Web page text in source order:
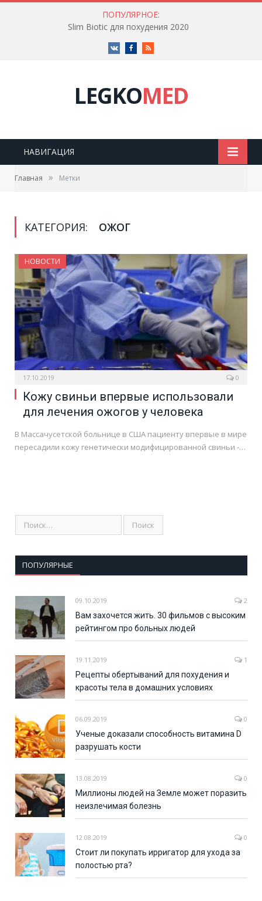
ПОПУЛЯРНОЕ:
Slim Biotic для похудения 2020
Vk FacebookRSS
LEGKOMED
НАВИГАЦИЯ
Главная » Метки
КАТЕГОРИЯ: ОЖОГ
НОВОСТИ
17.10.2019 0
Кожу свиньи впервые использовали
для лечения ожогов у человека
В Массачусетской больнице в США пациенту впервые в мире
пересадили кожу генетически модифицированной свиньи -…
ПОПУЛЯРНЫЕ
09.10.2019 2
Вам захочется жить. 30 фильмов с высоким
рейтингом про больных людей
19.11.2019 1
Рецепты обертываний для похудения и
красоты тела в домашних условиях
06.09.2019 0
Ученые доказали способность витамина D
разрушать кости
13.08.2019 0
Миллионы людей на Земле может поразить
неизлечимая болезнь
12.08.2019 0
Стоит ли покупать ирригатор для ухода за
полостью рта?